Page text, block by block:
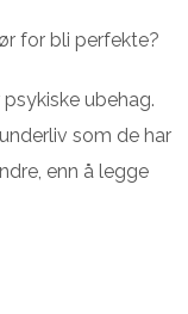
for bli perfekte?
ubehag.
som de har
enn å legge